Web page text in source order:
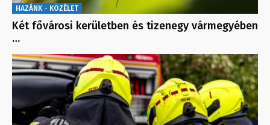
HAZÁNK - KÖZÉLET
Két fővárosi kerületben és tizenegy vármegyében
…